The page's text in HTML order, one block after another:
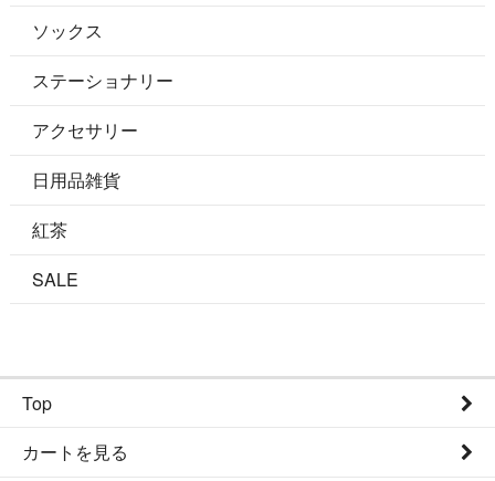
ソックス
ステーショナリー
アクセサリー
日用品雑貨
紅茶
SALE
Top
カートを見る